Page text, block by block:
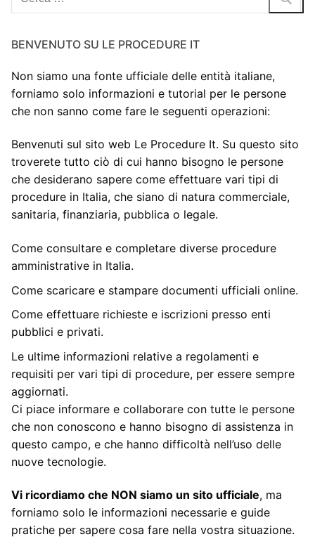
BENVENUTO SU LE PROCEDURE IT
Non siamo una fonte ufficiale delle entità italiane,
forniamo solo informazioni e tutorial per le persone
che non sanno come fare le seguenti operazioni:
Benvenuti sul sito web Le Procedure It. Su questo sito
troverete tutto ciò di cui hanno bisogno le persone
che desiderano sapere come effettuare vari tipi di
procedure in Italia, che siano di natura commerciale,
sanitaria, finanziaria, pubblica o legale.
Come consultare e completare diverse procedure
amministrative in Italia.
Come scaricare e stampare documenti ufficiali online.
Come effettuare richieste e iscrizioni presso enti
pubblici e privati.
Le ultime informazioni relative a regolamenti e
requisiti per vari tipi di procedure, per essere sempre
aggiornati.
Ci piace informare e collaborare con tutte le persone
che non conoscono e hanno bisogno di assistenza in
questo campo, e che hanno difficoltà nell’uso delle
nuove tecnologie.
Vi ricordiamo che NON siamo un sito ufficiale, ma
forniamo solo le informazioni necessarie e guide
pratiche per sapere cosa fare nella vostra situazione.